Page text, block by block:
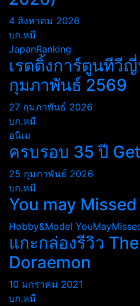
4 สิงหาคม 2026
บก.หมี
JapanRanking
เรตติ้งการ์ตูนทีวี
กุมภาพันธ์ 2569
27 กุมภาพันธ์ 2026
บก.หมี
อนิเม
ครบรอบ 35 ปี
25 กุมภาพันธ์ 2026
บก.หมี
You may Missed
Hobby&Model
แกะกล่องรีวิว
Doraemon
10 มกราคม 2021
บก.หมี